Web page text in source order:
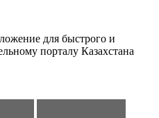
для быстрого и
порталу Казахстана